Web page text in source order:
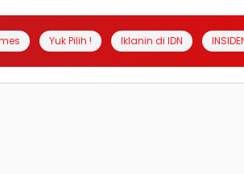
Yuk Pilih ! Iklanin di IDN